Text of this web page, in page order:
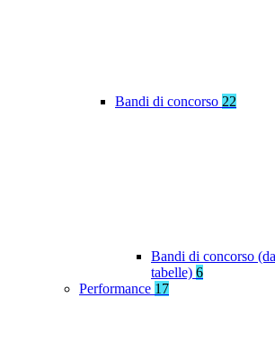
Bandi di concorso 22
Bandi di concorso
tabelle) 6
Performance 17